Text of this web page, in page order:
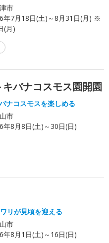
市
年7月18日(土)～8月31日(月) ※
(月)
バナコスモス園開園
ナコスモスを楽しめる
市
年8月8日(土)～30日(日)
リが見頃を迎える
市
年8月1日(土)～16日(日)